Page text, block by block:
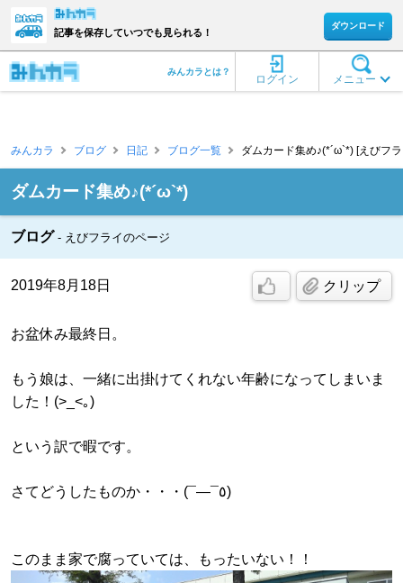
記事を保存していつでも見られる！
ダウンロード
メニュー
ログイン
みんカラとは？
みんカラ ブログ 日記 ブログ一覧 ダムカード集め♪(*´ω`*) [えびフ
ダムカード集め♪(*´ω`*)
ブログ えびフライのページ
2019年8月18日 クリップ
お盆休み最終日。
もう娘は、一緒に出掛けてくれない年齢になってしまいま
した！(>_<｡)
という訳で暇です。
さてどうしたものか・・・(¯―¯٥)
このまま家で腐っていては、もったいない！！